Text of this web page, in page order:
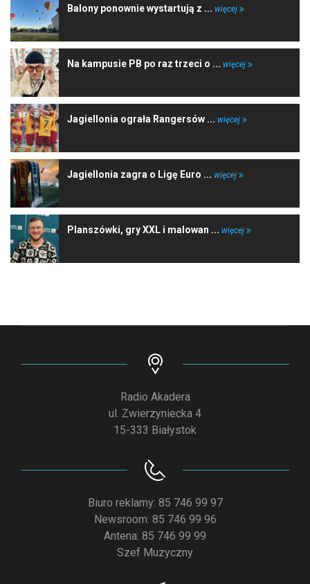
Balony ponownie wystartują z ... więcej
Na kampusie PB po raz trzeci o ... więcej
Jagiellonia ograła Rangersów ... więcej
Jagiellonia zagra o Ligę Euro ... więcej
Planszówki, gry XXL i malowan ... więcej
Radio Akadera
ul. Zwierzyniecka 4
15-333 Białystok
Biuro reklamy: 85 746 99 97
Newsroom: 85 746 99 96
Antena: 85 746 99 99
Szef Muzyczny